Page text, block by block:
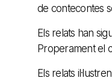
de contecontes
Els relats han
Properament el
Els relats